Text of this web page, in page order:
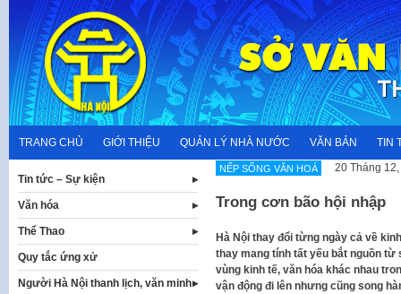
content
TRANG CHỦ GIỚI THIỆU QUẢN LÝ NHÀ NƯỚC VĂN BẢN TIN
NẾP SỐNG VĂN HOÁ 20 Tháng
Trong cơn bão hội nhập
Hà Nội thay đổi từng ngày cả về
thay mang tính tất yếu bắt nguồn từ
vùng kinh tế, văn hóa khác nhau
vận động đi lên nhưng cũng song
Tin tức – Sự kiện
Văn hóa
Thể Thao
Quy tắc ứng xử
Người Hà Nội thanh lịch, văn minh